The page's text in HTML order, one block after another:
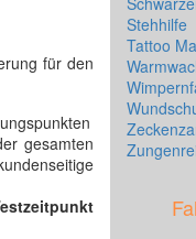
für den
gesamten
Stehhilfe
Tattoo